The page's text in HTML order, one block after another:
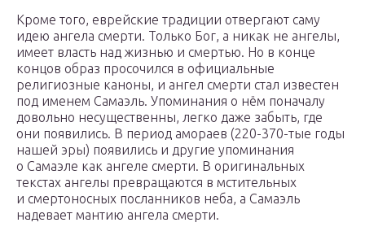
Кроме того, еврейские традиции отвергают саму
идею ангела смерти. Только Бог, а никак не ангелы,
имеет власть над жизнью и смертью. Но в конце
концов образ просочился в официальные
религиозные каноны, и ангел смерти стал известен
под именем Самаэль. Упоминания о нём поначалу
довольно несущественны, легко даже забыть, где
они появились. В период амораев (220-370-тые годы
нашей эры) появились и другие упоминания
о Самаэле как ангеле смерти. В оригинальных
текстах ангелы превращаются в мстительных
и смертоносных посланников неба, а Самаэль
надевает мантию ангела смерти.